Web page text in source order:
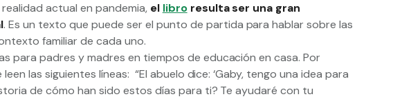
actual en pandemia, el libroresulta ser una gran
. Es un texto que puede ser el punto de partida para hablar sobre las
familiar de cada uno.
para padres y madres en tiempos de educación en casa. Por
las siguientes líneas: “El abuelo dice: ‘Gaby, tengo una idea para
de cómo han sido estos días para ti? Te ayudaré con tu